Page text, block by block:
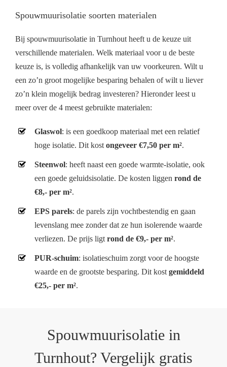
Spouwmuurisolatie soorten materialen
Bij spouwmuurisolatie in Turnhout heeft u de keuze uit
verschillende materialen. Welk materiaal voor u de beste
keuze is, is volledig afhankelijk van uw voorkeuren. Wilt u
een zo’n groot mogelijke besparing behalen of wilt u liever
zo’n klein mogelijk bedrag investeren? Hieronder leest u
meer over de 4 meest gebruikte materialen:
Glaswol: is een goedkoop materiaal met een relatief
hoge isolatie. Dit kostongeveer €7,50 per m².
Steenwol: heeft naast een goede warmte-isolatie, ook
een goede geluidsisolatie. De kosten liggenrond de
€8,- per m².
EPS parels: de parels zijn vochtbestendig en gaan
levenslang mee zonder dat ze hun isolerende waarde
verliezen. De prijs ligtrond de €9,- per m².
PUR-schuim: isolatieschuim zorgt voor de hoogste
waarde en de grootste besparing. Dit kostgemiddeld
€25,- per m².
Spouwmuurisolatie in
Turnhout? Vergelijk gratis